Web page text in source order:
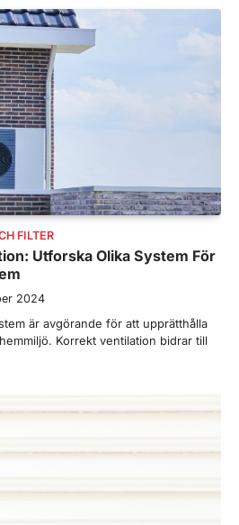
FILTER
Utforska Olika System För
2024
är avgörande för att upprätthålla
Korrekt ventilation bidrar till